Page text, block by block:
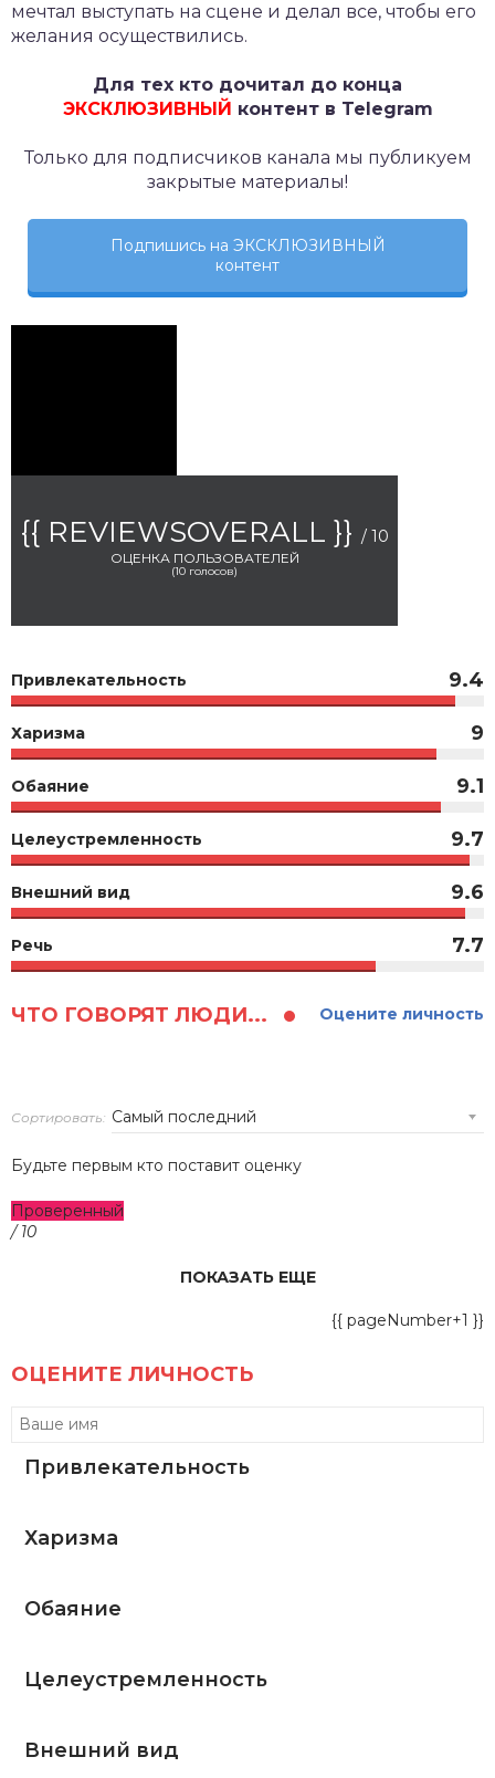
мечтал выступать на сцене и делал все, чтобы его
желания осуществились.
Для тех кто дочитал до конца
ЭКСКЛЮЗИВНЫЙ контент в Telegram
Только для подписчиков канала мы публикуем
закрытые материалы!
Подпишись на ЭКСКЛЮЗИВНЫЙ
контент
{{ REVIEWSOVERALL }} / 10
ОЦЕНКА ПОЛЬЗОВАТЕЛЕЙ
(10 голосов)
Привлекательность 9.4
Харизма 9
Обаяние 9.1
Целеустремленность 9.7
Внешний вид 9.6
Речь 7.7
ЧТО ГОВОРЯТ ЛЮДИ... Оцените личность
Сортировать:
Будьте первым кто поставит оценку
Проверенный
/ 10
ПОКАЗАТЬ ЕЩЕ
{{ pageNumber+1 }}
ОЦЕНИТЕ ЛИЧНОСТЬ
Привлекательность
Харизма
Обаяние
Целеустремленность
Внешний вид